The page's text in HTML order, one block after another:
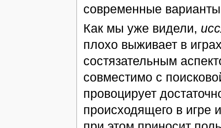
современные
Как мы уже видели,
плохо выживает в
состязательным
совместимо с
провоцирует
происходящего в игре